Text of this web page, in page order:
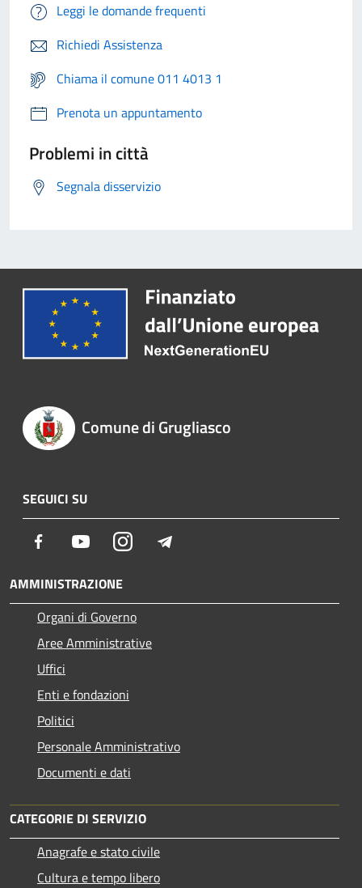
Leggi le domande frequenti
Richiedi Assistenza
Chiama il comune 011 4013 1
Prenota un appuntamento
Problemi in città
Segnala disservizio
Comune di Grugliasco
SEGUICI SU
Facebook YoutubeInstagram
AMMINISTRAZIONE
Organi di Governo
Aree Amministrative
Uffici
Enti e fondazioni
Politici
Personale Amministrativo
Documenti e dati
CATEGORIE DI SERVIZIO
Anagrafe e stato civile
Cultura e tempo libero